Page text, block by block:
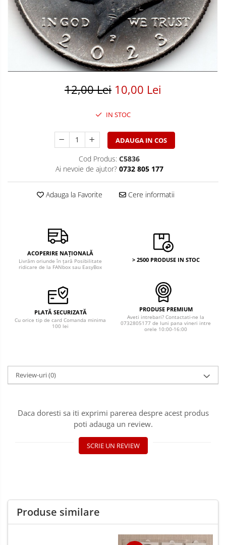
Monede America
Monede Asia
Monede Australia si Oceania
Monede Euro, Eurocenti
Monede Europa
Bancnote Asia
Bancnote Australia si Oceania
Bancnote Europa
Gradate PMG
12,00 Lei 10,00 Lei
IN STOC
ADAUGA IN COS
Cod Produs: C5836
Ai nevoie de ajutor? 0732 805 177
Adauga la Favorite Cere informatii
ACOPERIRE NAȚIONALĂ
Livrăm oriunde în țară Posibilitate
ridicare de la FANbox sau EasyBox
> 2500 PRODUSE IN STOC
PLATĂ SECURIZATĂ
Cu orice tip de card Comanda minima
100 lei
PRODUSE PREMIUM
Aveti intrebari? Contactati-ne la
0732805177 de luni pana vineri intre
orele 10:00-16:00
Review-uri(0)
Daca doresti sa iti exprimi parerea despre acest produs
poti adauga un review.
SCRIE UN REVIEW
Produse similare